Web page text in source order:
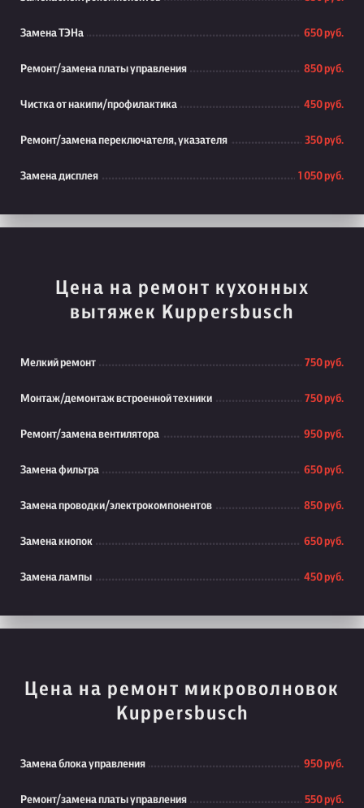
Замена ТЭНа 650 руб.
Ремонт/замена платы управления 850 руб.
Чистка от накипи/профилактика 450 руб.
Ремонт/замена переключателя, указателя 350 руб.
Замена дисплея 1 050 руб.
Цена на ремонт кухонных
вытяжек Kuppersbusch
Мелкий ремонт 750 руб.
Монтаж/демонтаж встроенной техники 750 руб.
Ремонт/замена вентилятора 950 руб.
Замена фильтра 650 руб.
Замена проводки/электрокомпонентов 850 руб.
Замена кнопок 650 руб.
Замена лампы 450 руб.
Цена на ремонт микроволновок
Kuppersbusch
Замена блока управления 950 руб.
Ремонт/замена платы управления 550 руб.